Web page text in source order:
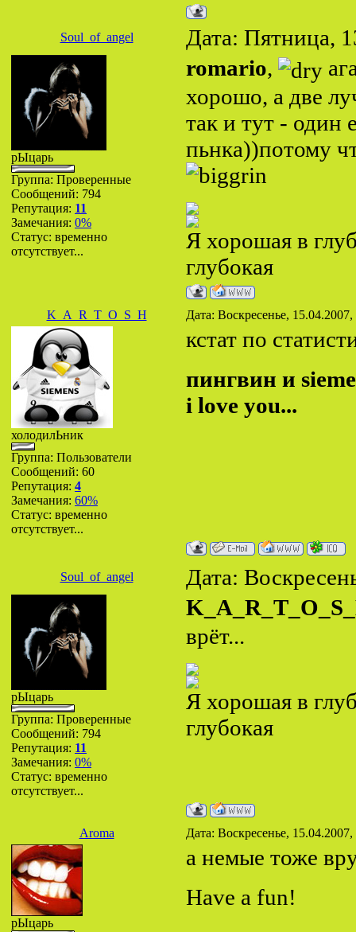
Soul_of_angel Дата: Пятница,
рЫцарь
Группа: Проверенные
Сообщений: 794
Репутация: 11
Замечания: 0%
Статус: временно
отсутствует...
romario,
хорошо, а две
так и тут -
пьнка))потому
Я хорошая в
глубокая
K_A_R_T_O_S_H Дата: Воскресенье,
холодилЬник
Группа: Пользователи
Сообщений: 60
Репутация: 4
Замечания: 60%
Статус: временно
отсутствует...
кстат по
пингвин и
i love you...
Soul_of_angel Дата:
рЫцарь
Группа: Проверенные
Сообщений: 794
Репутация: 11
Замечания: 0%
Статус: временно
отсутствует...
врёт...
Я хорошая в
глубокая
Aroma Дата: Воскресенье,
рЫцарь
а немые тоже
Have a fun!